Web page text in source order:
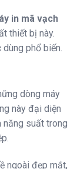
in mã vạch
thiết bị này.
phổ biến.
dòng máy
này đại diện
năng suất trong
ngoài đẹp mắt,